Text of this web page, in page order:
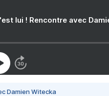
lui ! Rencontre avec
Damien Witecka